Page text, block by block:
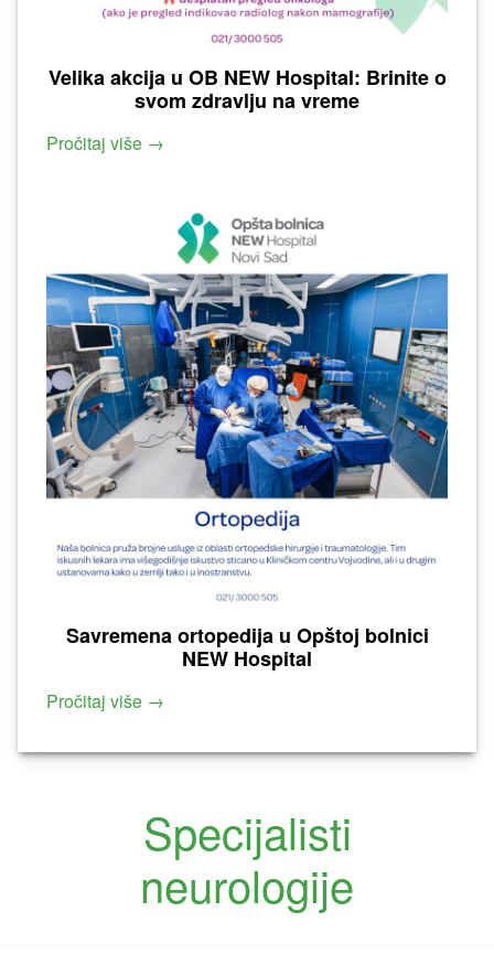
Velika akcija u OB NEW Hospital: Brinite o
svom zdravlju na vreme
Pročitaj više →
Savremena ortopedija u Opštoj bolnici
NEW Hospital
Pročitaj više →
Specijalisti
neurologije